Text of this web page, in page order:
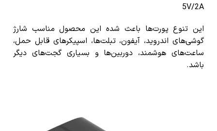
5V/2A
این تنوع پورت‌ها باعث شده این محصول مناسب شارژ
گوشی‌های اندروید، آیفون، تبلت‌ها، اسپیکرهای قابل حمل،
ساعت‌های هوشمند، دوربین‌ها و بسیاری گجت‌های دیگر
باشد.